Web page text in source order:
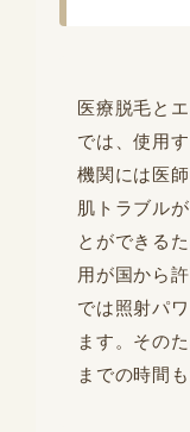
医療脱毛と
では、使用
機関には医
肌トラブル
とができる
用が国から
では照射パ
ます。その
までの時間